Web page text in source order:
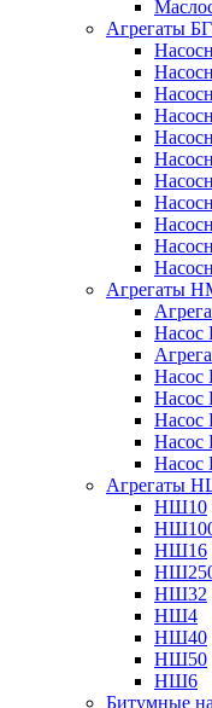
Агрегаты
Агрегаты
Насос
Насос
Насос
Насос
Насос
Насос
Агрегаты
НШ10
НШ16
НШ32
НШ4
НШ40
НШ50
НШ6
Битумные